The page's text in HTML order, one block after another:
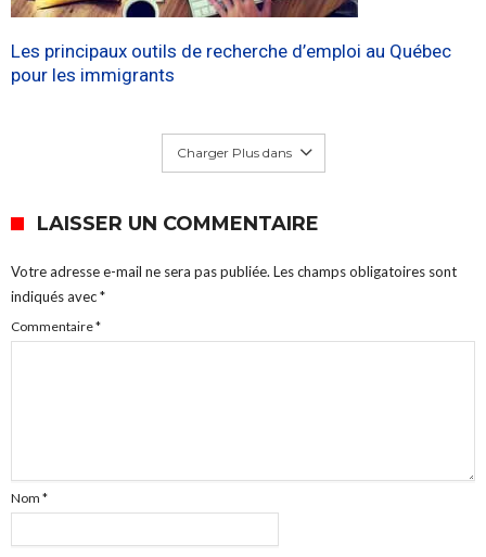
Les principaux outils de recherche d’emploi au Québec
pour les immigrants
Charger Plus dans
LAISSER UN COMMENTAIRE
Votre adresse e-mail ne sera pas publiée. Les champs obligatoires sont
indiqués avec*
Commentaire*
Nom *